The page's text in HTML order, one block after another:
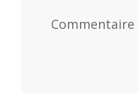
Commentaire